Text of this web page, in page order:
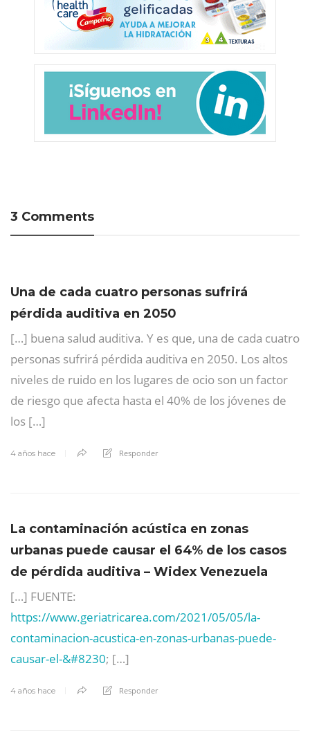
3 Comments
Una de cada cuatro personas sufrirá
pérdida auditiva en 2050
[…] buena salud auditiva. Y es que, una de cada cuatro
personas sufrirá pérdida auditiva en 2050. Los altos
niveles de ruido en los lugares de ocio son un factor
de riesgo que afecta hasta el 40% de los jóvenes de
los […]
4 años hace Responder
La contaminación acústica en zonas
urbanas puede causar el 64% de los casos
de pérdida auditiva – Widex Venezuela
[…] FUENTE:
https://www.geriatricarea.com/2021/05/05/la-
contaminacion-acustica-en-zonas-urbanas-puede-
causar-el-&#8230; […]
4 años hace Responder